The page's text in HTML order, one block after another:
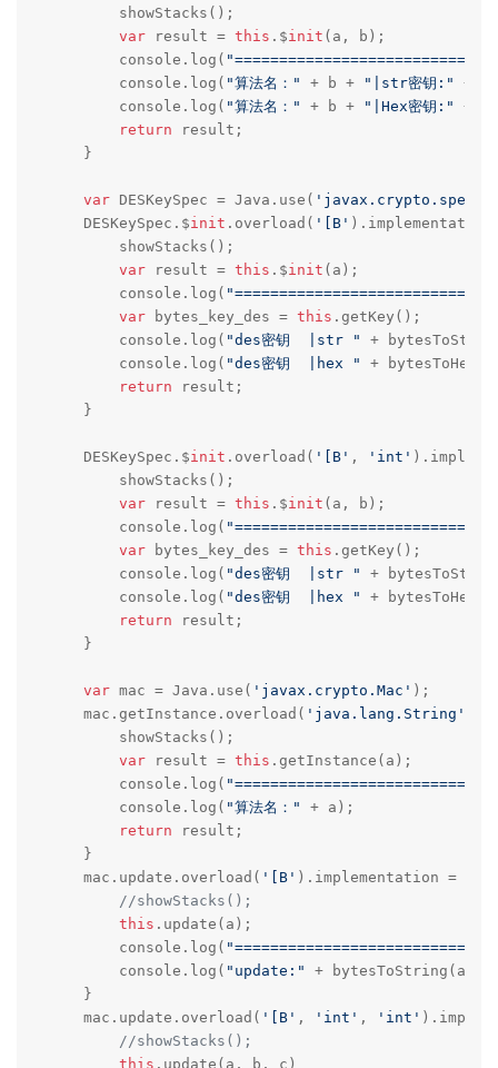
        showStacks();
var result = this .$init (a, b);
        console.log(
        console.log(
"算法名：" + b + "|str密钥:"
+
        console.log(
"算法名：" + b + "|Hex密钥:"
+
return result;
    }
var DESKeySpec = Java.use(
    DESKeySpec.$
init .overload( '[B'
        showStacks();
var result = this .$init (a);
        console.log(
var bytes_key_des = this .getKey();
        console.log(
"des密钥  |str "
+
        console.log(
"des密钥  |hex "
+
return result;
    }
    DESKeySpec.$
init .overload( '[B' , 'int'
        showStacks();
var result = this .$init (a, b);
        console.log(
var bytes_key_des = this .getKey();
        console.log(
"des密钥  |str "
+
        console.log(
"des密钥  |hex "
+
return result;
    }
var mac = Java.use( 'javax.crypto.Mac' );
    mac.getInstance.overload(
'java.lang.String'
        showStacks();
var result = this .getInstance(a);
        console.log(
        console.log(
"算法名："
+ a);
return result;
    }
    mac.update.overload(
'[B' ).implementation =
//showStacks();
this .update(a);
        console.log(
        console.log(
"update:"
+ bytesToString(a))
    }
    mac.update.overload(
'[B' , 'int' , 'int'
//showStacks();
this .update(a, b, c)